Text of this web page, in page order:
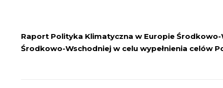
Raport Polityka Klimatyczna w Europie
Środkowo-Wschodniej w celu wypełnienia celów